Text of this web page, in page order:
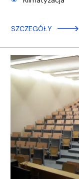
SZCZEGÓŁY